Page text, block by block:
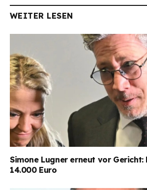
WEITER LESEN
Simone Lugner erneut vor Gericht:
14.000 Euro